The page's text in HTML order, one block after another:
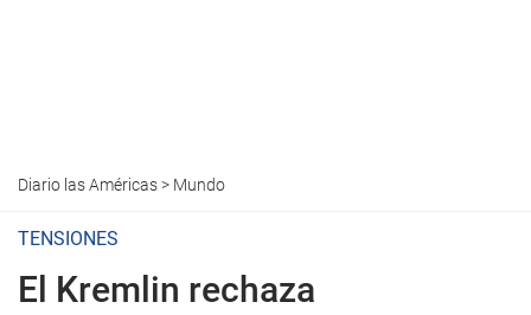
Diario las Américas> Mundo
TENSIONES
El Kremlin rechaza